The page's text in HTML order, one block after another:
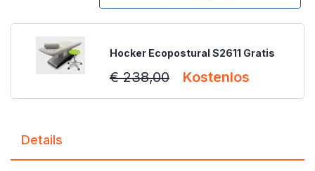
Hocker Ecopostural S2611 Gratis
€ 238,00 Kostenlos
Details